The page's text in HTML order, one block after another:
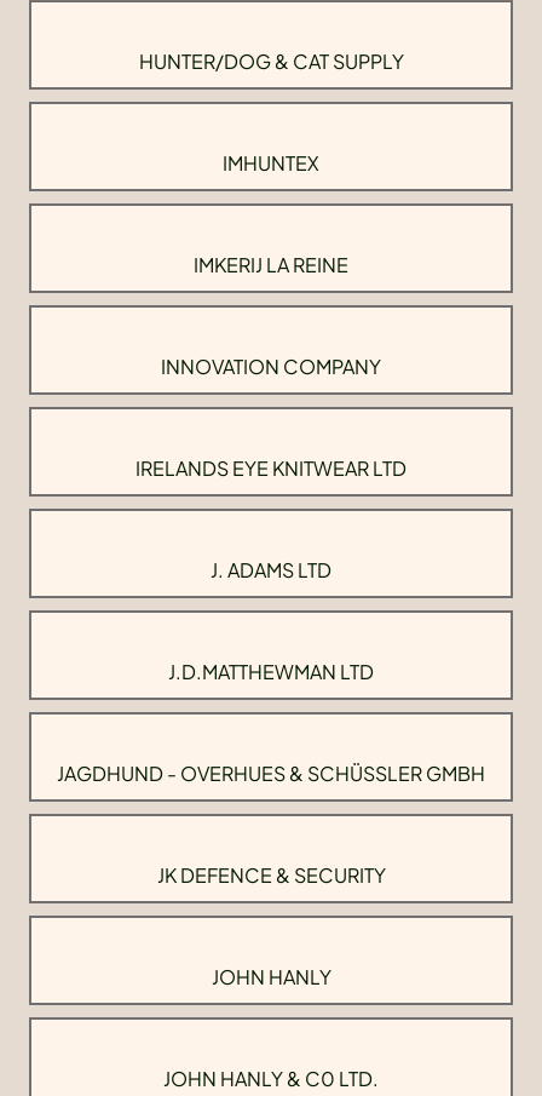
HUNTER/DOG & CAT SUPPLY
IMHUNTEX
IMKERIJ LA REINE
INNOVATION COMPANY
IRELANDS EYE KNITWEAR LTD
J. ADAMS LTD
J.D.MATTHEWMAN LTD
JAGDHUND - OVERHUES & SCHÜSSLER GMBH
JK DEFENCE & SECURITY
JOHN HANLY
JOHN HANLY & C0 LTD.